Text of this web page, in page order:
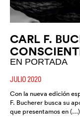
CARL F.
EN PORTADA
JULIO 2020
Con la nueva edición
F. Bucherer busca su
que presentamos en (…)